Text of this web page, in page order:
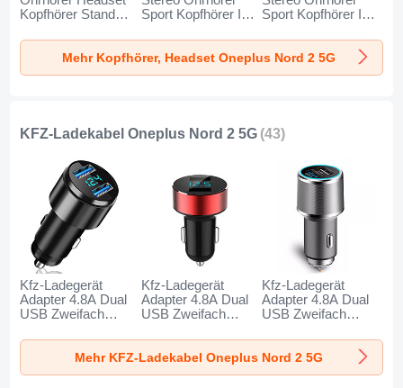
Kopfhörer Stand
Nord 2 5G
Schwarz
Sport Kopfhörer In
für Oneplus Nord 2
5G Schwarz
Sport Kopfhörer In
für Oneplus Nord 2
5G Gold
Mehr Kopfhörer, Headset Oneplus Nord 2 5G
KFZ-Ladekabel Oneplus Nord 2 5G (43)
Kfz-Ladegerät
Adapter 4.8A Dual
USB Zweifach
Charge Universal
K10 für Oneplus
Nord 2 5G
Kfz-Ladegerät
Adapter 4.8A Dual
USB Zweifach
Charge Universal
K07 für Oneplus
Nord 2 5G Rot
Kfz-Ladegerät
Adapter 4.8A Dual
USB Zweifach
Charge Universal
K08 für Oneplus
Nord 2 5G Silber
Mehr KFZ-Ladekabel Oneplus Nord 2 5G